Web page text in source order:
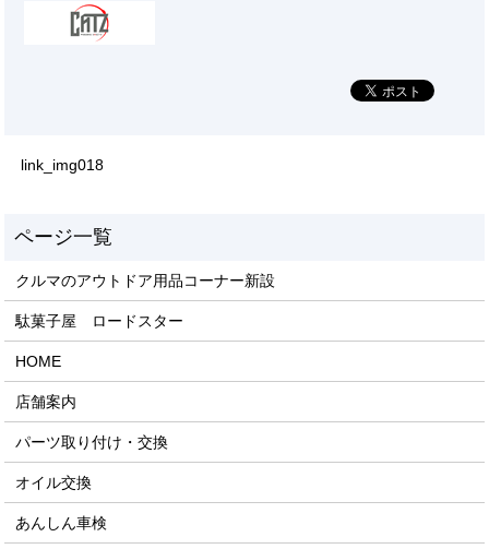
link_img018
クルマのアウトドア用品コーナー新設
駄菓子屋 ロードスター
HOME
店舗案内
パーツ取り付け・交換
オイル交換
あんしん車検